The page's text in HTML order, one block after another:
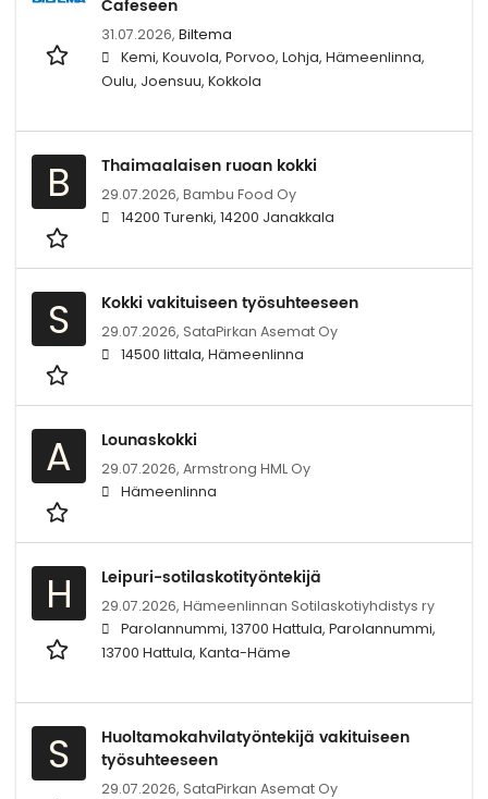
Cafeseen
31.07.2026, Biltema
Kemi, Kouvola, Porvoo, Lohja, Hämeenlinna,
Oulu, Joensuu, Kokkola
B Thaimaalaisen ruoan kokki
29.07.2026, Bambu Food Oy
14200 Turenki, 14200 Janakkala
S Kokki vakituiseen työsuhteeseen
29.07.2026, SataPirkan Asemat Oy
14500 Iittala, Hämeenlinna
A Lounaskokki
29.07.2026, Armstrong HML Oy
Hämeenlinna
H Leipuri-sotilaskotityöntekijä
29.07.2026, Hämeenlinnan Sotilaskotiyhdistys ry
Parolannummi, 13700 Hattula, Parolannummi,
13700 Hattula, Kanta-Häme
S
Huoltamokahvilatyöntekijä vakituiseen
työsuhteeseen
29.07.2026, SataPirkan Asemat Oy